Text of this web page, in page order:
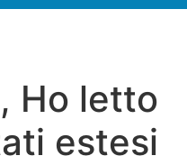
Ho letto
estesi